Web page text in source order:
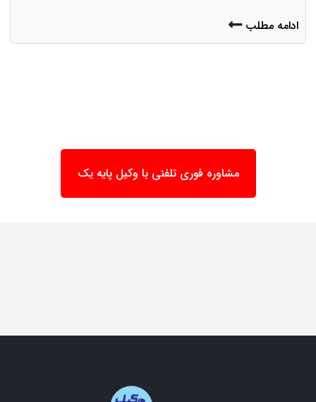
ادامه مطلب
مشاوره فوری تلفنی با وکیل پایه یک